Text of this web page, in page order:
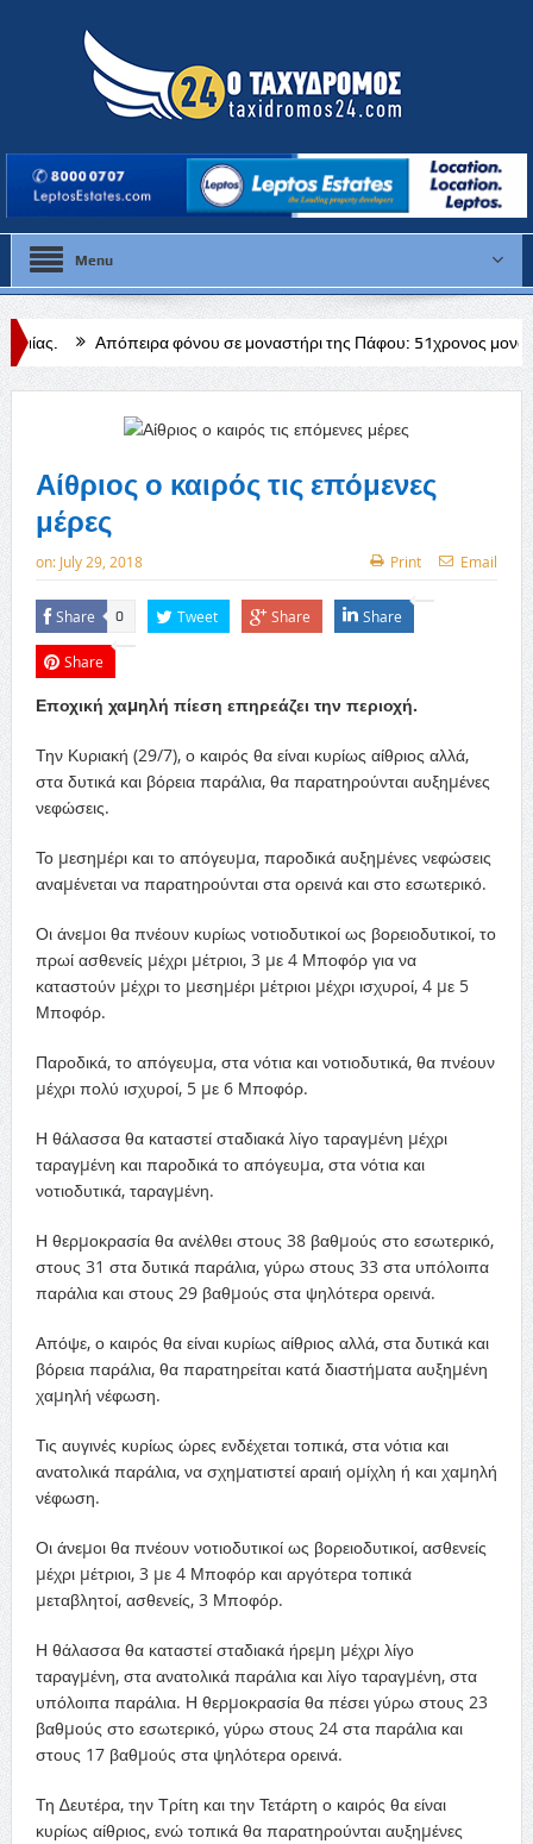
Menu
φόνου σε μοναστήρι της Πάφου: 51χρονος μοναχός συνελήφθη
Αίθριος ο καιρός τις επόμενες
μέρες
on: July 29, 2018 Print Email
Share 0 Tweet Share Share
Share
Εποχική χαµηλή πίεση επηρεάζει την περιοχή.
Την Κυριακή (29/7), ο καιρός θα είναι κυρίως αίθριος αλλά,
στα δυτικά και βόρεια παράλια, θα παρατηρούνται αυξηµένες
νεφώσεις.
Το µεσηµέρι και το απόγευµα, παροδικά αυξηµένες νεφώσεις
αναµένεται να παρατηρούνται στα ορεινά και στο εσωτερικό.
Οι άνεµοι θα πνέουν κυρίως νοτιοδυτικοί ως βορειοδυτικοί, το
πρωί ασθενείς µέχρι µέτριοι, 3 µε 4 Μποφόρ για να
καταστούν µέχρι το µεσηµέρι µέτριοι µέχρι ισχυροί, 4 µε 5
Μποφόρ.
Παροδικά, το απόγευµα, στα νότια και νοτιοδυτικά, θα πνέουν
µέχρι πολύ ισχυροί, 5 µε 6 Μποφόρ.
Η θάλασσα θα καταστεί σταδιακά λίγο ταραγµένη µέχρι
ταραγµένη και παροδικά το απόγευµα, στα νότια και
νοτιοδυτικά, ταραγµένη.
Η θερµοκρασία θα ανέλθει στους 38 βαθµούς στο εσωτερικό,
στους 31 στα δυτικά παράλια, γύρω στους 33 στα υπόλοιπα
παράλια και στους 29 βαθµούς στα ψηλότερα ορεινά.
Απόψε, ο καιρός θα είναι κυρίως αίθριος αλλά, στα δυτικά και
βόρεια παράλια, θα παρατηρείται κατά διαστήµατα αυξηµένη
χαµηλή νέφωση.
Τις αυγινές κυρίως ώρες ενδέχεται τοπικά, στα νότια και
ανατολικά παράλια, να σχηµατιστεί αραιή οµίχλη ή και χαµηλή
νέφωση.
Οι άνεµοι θα πνέουν νοτιοδυτικοί ως βορειοδυτικοί, ασθενείς
µέχρι µέτριοι, 3 µε 4 Μποφόρ και αργότερα τοπικά
µεταβλητοί, ασθενείς, 3 Μποφόρ.
Η θάλασσα θα καταστεί σταδιακά ήρεµη µέχρι λίγο
ταραγµένη, στα ανατολικά παράλια και λίγο ταραγµένη, στα
υπόλοιπα παράλια. Η θερµοκρασία θα πέσει γύρω στους 23
βαθµούς στο εσωτερικό, γύρω στους 24 στα παράλια και
στους 17 βαθµούς στα ψηλότερα ορεινά.
Τη ∆ευτέρα, την Τρίτη και την Τετάρτη ο καιρός θα είναι
κυρίως αίθριος, ενώ τοπικά θα παρατηρούνται αυξηµένες